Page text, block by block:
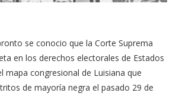
se conocio que la Corte Suprema
en los derechos electorales de Estados
mapa congresional de Luisiana que
de mayoría negra el pasado 29 de